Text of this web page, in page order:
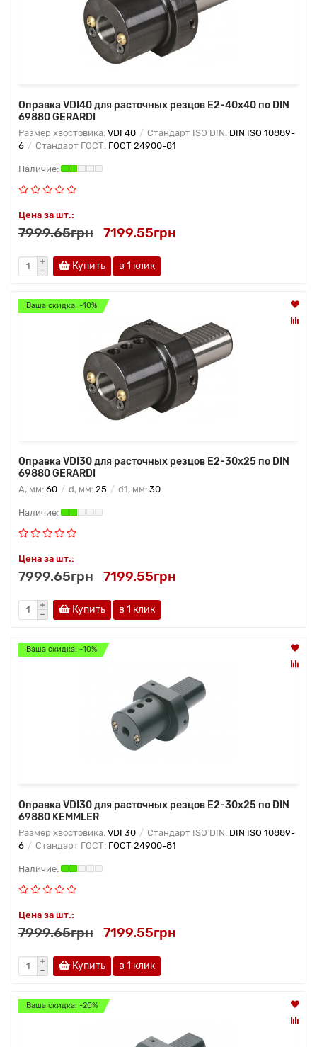
Оправка VDI40 для расточных резцов E2-40х40 по DIN
69880 GERARDI
Размер хвостовика: VDI 40 Стандарт ISO DIN: DIN ISO 10889-
6
Стандарт ГОСТ: ГОСТ 24900-81
Цена за шт.:
7999.65грн 7199.55грн
Купить в 1 клик
Ваша скидка: -10%
Оправка VDI30 для расточных резцов Е2-30х25 по DIN
69880 GERARDI
A, мм: 60 d, мм: 25 d1, мм: 30
Цена за шт.:
7999.65грн 7199.55грн
Купить в 1 клик
Ваша скидка: -10%
Оправка VDI30 для расточных резцов Е2-30х25 по DIN
69880 KEMMLER
Размер хвостовика: VDI 30 Стандарт ISO DIN: DIN ISO 10889-
6
Стандарт ГОСТ: ГОСТ 24900-81
Цена за шт.:
7999.65грн 7199.55грн
Купить в 1 клик
Ваша скидка: -20%